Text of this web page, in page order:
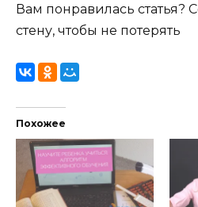
Вам понравилась статья?
стену, чтобы не потерять
Похожее